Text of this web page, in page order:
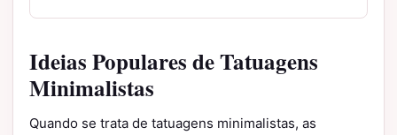
Ideias Populares de Tatuagens
Minimalistas
Quando se trata de tatuagens minimalistas, as